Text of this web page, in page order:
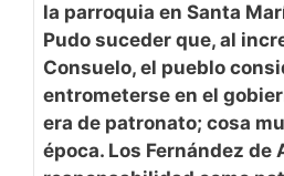
la parroquia en Santa
Pudo suceder que, al
Consuelo, el pueblo
entrometerse en el
era de patronato; cosa
época. Los Fernández